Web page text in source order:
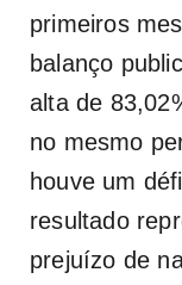
primeiros
balanço
alta de
no mesmo
houve um
resultado
prejuízo de